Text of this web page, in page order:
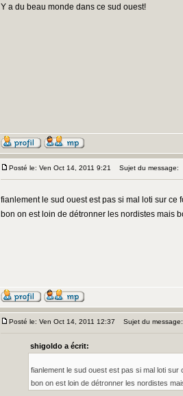
Y a du beau monde dans ce sud ouest!
Posté le: Ven Oct 14, 2011 9:21 Sujet du message:
fianlement le sud ouest est pas si mal loti sur ce
bon on est loin de détronner les nordistes mais
Posté le: Ven Oct 14, 2011 12:37 Sujet du message:
shigoldo a écrit:
fianlement le sud ouest est pas si mal loti sur
bon on est loin de détronner les nordistes